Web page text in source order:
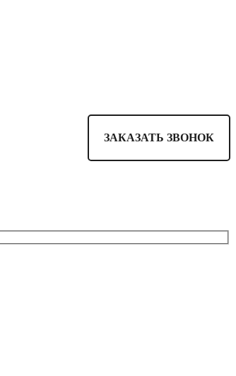
ЗАКАЗАТЬ ЗВОНОК